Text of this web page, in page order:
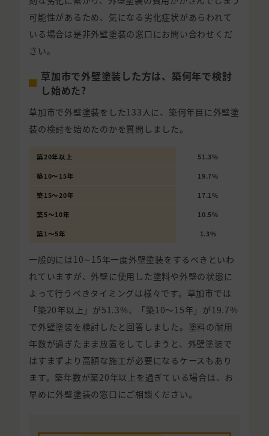
可能性があるため、気になる劣化症状があらわれて
いる場合は是非外壁塗装の窓口にお問い合わせくだ
さい。
草加市で外壁塗装した方は、築何年で検討
し始めた?
草加市で外壁塗装をした133人に、築何年目に外壁塗
装の検討を始めたのかを質問しました。
築20年以上 51.3%
築10〜15年 19.7%
築15〜20年 17.1%
築5〜10年 10.5%
築1〜5年 1.3%
一般的には10∼15年一度外壁塗装をするべきといわ
れていますが、外壁に使用した塗料や外壁の状態に
よって行うべきタイミングは様々です。草加市では
「築20年以上」が51.3%、「築10〜15年」が19.7%
で外壁塗装を検討したと回答しました。塗料の耐用
年数が過ぎたまま放置をしてしまうと、外壁塗装で
はすまずより高額な施工が必要になるケースもあり
ます。築年数が築20年以上を過ぎている場合は、お
早めに外壁塗装の窓口にご相談ください。